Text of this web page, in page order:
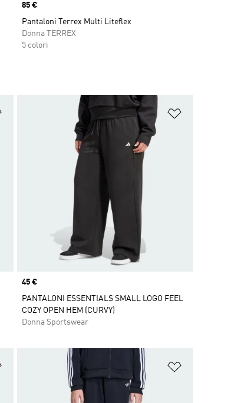
Price
85 €
Pantaloni Terrex Multi Liteflex
Donna TERREX
5 colori
Aggiungi alla lista dei desideri
Price
45 €
PANTALONI ESSENTIALS SMALL LOGO FEEL
COZY OPEN HEM (CURVY)
Donna Sportswear
Aggiungi alla lista dei desideri